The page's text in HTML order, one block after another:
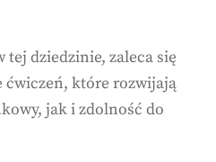
tej dziedzinie, zaleca się
ćwiczeń, które rozwijają
jak i zdolność do